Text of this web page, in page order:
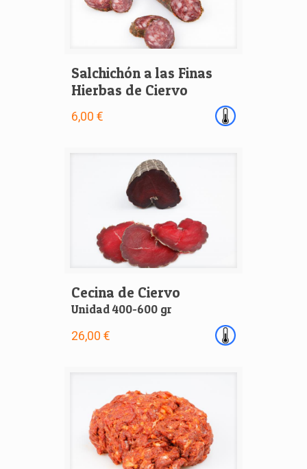
Salchichón a las Finas
Hierbas de Ciervo
6,00 €
Cecina de Ciervo
Unidad 400-600 gr
26,00 €